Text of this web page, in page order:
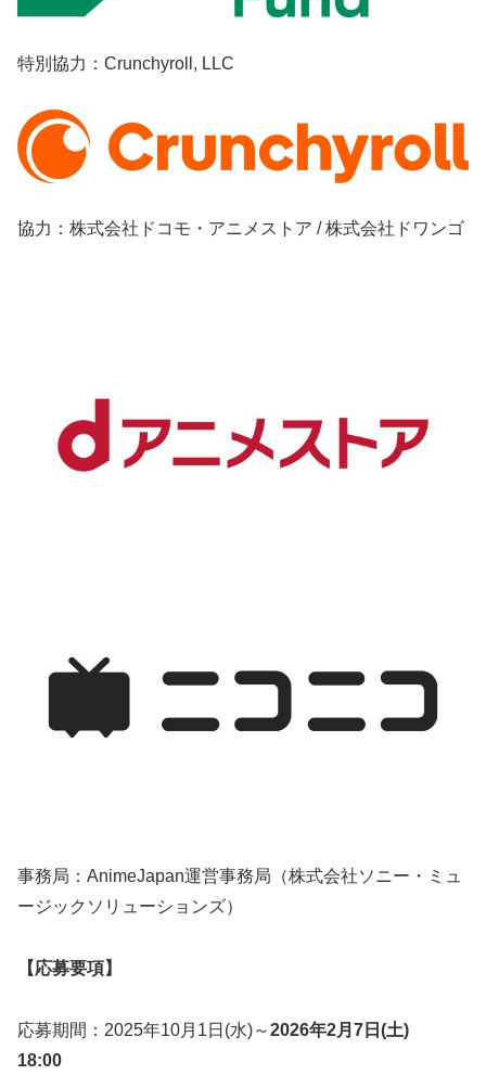
特別協力：Crunchyroll, LLC
協力：株式会社ドコモ・アニメストア / 株式会社ドワンゴ
事務局：AnimeJapan運営事務局（株式会社ソニー・ミュ
ージックソリューションズ）
【応募要項】
応募期間：2025年10月1日(水)～2026年2月7日(土)
18:00